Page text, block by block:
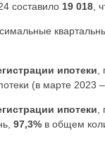
составило 19 018 ,
ипотеки
(в марте 2023
ипотеки
97,3% в общем